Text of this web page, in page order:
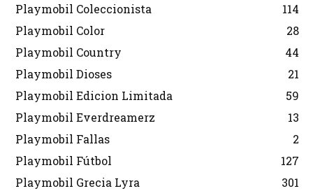
Playmobil Coleccionista
114
Playmobil Color
28
Playmobil Country
44
Playmobil Dioses
21
Playmobil Edicion Limitada
59
Playmobil Everdreamerz
13
Playmobil Fallas
2
Playmobil Fútbol
127
Playmobil Grecia Lyra
301